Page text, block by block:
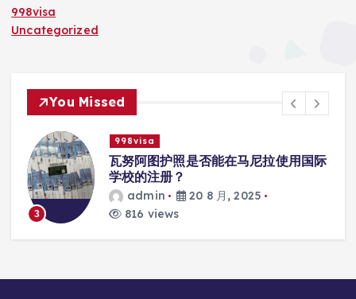
998visa
Uncategorized
You Missed
3
998visa
瓦努阿图护照是否能在马尼拉使用国际
学校的注册？
admin
20 8 月, 2025
816 views